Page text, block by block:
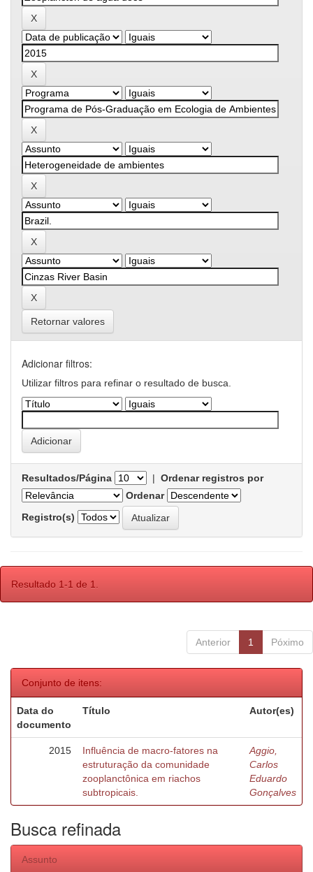
Retornar valores
Adicionar filtros:
Utilizar filtros para refinar o resultado de busca.
Resultados/Página | Ordenar registros por
Ordenar
Registro(s)
Resultado 1-1 de 1.
Anterior 1 Póximo
Conjunto de itens:
Data do
documento
Título Autor(es)
2015
Influência de macro-fatores na
estruturação da comunidade
zooplanctônica em riachos
subtropicais.
Aggio,
Carlos
Eduardo
Gonçalves
Busca refinada
Assunto